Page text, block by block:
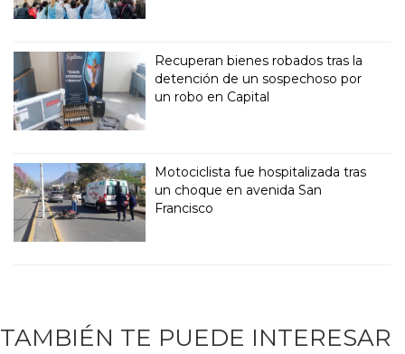
Recuperan bienes robados tras la
detención de un sospechoso por
un robo en Capital
Motociclista fue hospitalizada tras
un choque en avenida San
Francisco
TAMBIÉN TE PUEDE INTERESAR